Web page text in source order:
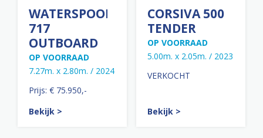
WATERSPOOR
717
OUTBOARD
OP VOORRAAD
7.27m. x 2.80m. / 2024
Prijs: € 75.950,-
Bekijk >
CORSIVA 500
TENDER
OP VOORRAAD
5.00m. x 2.05m. / 2023
VERKOCHT
Bekijk >